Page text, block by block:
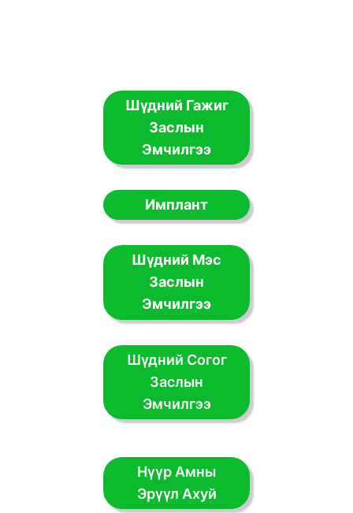
Шүдний Гажиг
Заслын
Эмчилгээ
Имплант
Шүдний Мэс
Заслын
Эмчилгээ
Шүдний Согог
Заслын
Эмчилгээ
Нүүр Амны
Эрүүл Ахуй